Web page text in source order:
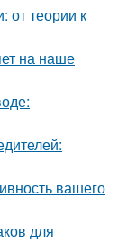
от теории к
на наше
вашего
для